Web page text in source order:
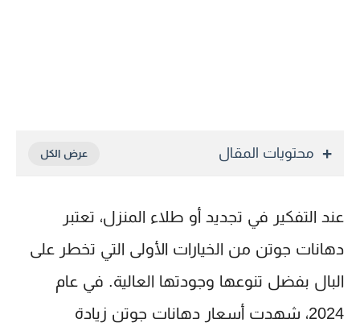
محتويات المقال
عند التفكير في تجديد أو طلاء المنزل، تعتبر
دهانات جوتن من الخيارات الأولى التي تخطر على
البال بفضل تنوعها وجودتها العالية. في عام
2024، شهدت
أسعار دهانات جوتن زيادة